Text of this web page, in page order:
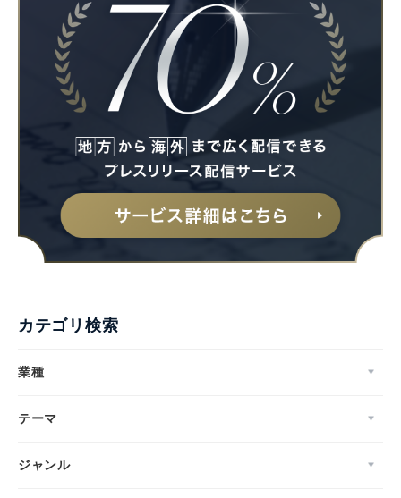
カテゴリ検索
業種
テーマ
ジャンル